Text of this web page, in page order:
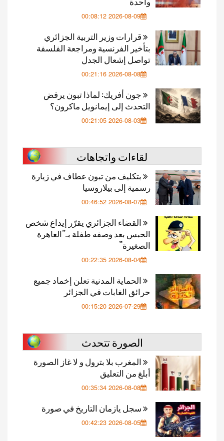
2026-08-09 00:08:12
قرارات وزير التربية الجزائري
بتأخير الفرنسية ومراجعة الفلسفة
تواصل إشعال الجدل
2026-08-08 00:21:16
جون أفريك: لماذا تبون يرفض
التحدث إلى إيمانويل ماكرون؟
2026-08-03 00:21:05
لقاءات واتجاهات
بتكليف من تبون عطاف في زيارة
رسمية إلى بيلاروسيا
2026-08-07 00:46:52
القضاء الجزائري يقرّر إيداع شخص
الحبس بعد وصفه طفلة بـ”العاهرة
الصغيرة”
2026-08-04 00:22:35
الحماية المدنية تعلن إخماد جميع
حرائق الغابات في الجزائر
2026-07-29 00:15:20
الصورة تتحدث
المغرب بلا بترول و لا غاز الصورة
أبلغ من التعليق
2026-08-08 00:35:34
سجل يازمان التاريخ في صورة
2026-08-05 00:42:23